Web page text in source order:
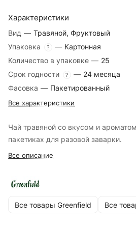
Характеристики
Вид — Травяной, Фруктовый
Упаковка
? — Картонная
Количество в упаковке — 25
Срок годности
? — 24 месяца
Фасовка — Пакетированный
Все характеристики
Чай травяной со вкусом и
пакетиках для разовой заварки.
Все описание
Все товары Greenfield Все